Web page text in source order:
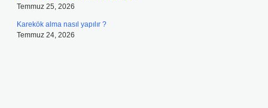
Temmuz 25, 2026
Karekök alma nasıl yapılır ?
Temmuz 24, 2026